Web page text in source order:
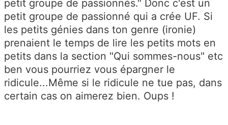
petit groupe de passionnés." Donc c'est un
petit groupe de passionné qui a crée UF. Si
les petits génies dans ton genre (ironie)
prenaient le temps de lire les petits mots en
petits dans la section "Qui sommes-nous" etc
ben vous pourriez vous épargner le
ridicule...Même si le ridicule ne tue pas, dans
certain cas on aimerez bien. Oups !